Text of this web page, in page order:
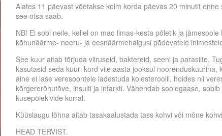
Alates 11 päevast võetakse kolm korda päevas 20 minutit
see otsa saab.
NB! Ei sobi neile, kellel on mao limas-kesta põletik ja
kõhunäärme- neeru- ja eesnäärmehaigusi põdevatele
See kuur aitab tõrjuda viiruseid, baktereid, seeni ja parasiite.
kasutasid seda kuuri kord viie aasta jooksul noorenduskuurina,
aine ei lase veresoontele ladestuda kolesteroolil, hoides nii
kõrgererõhutõve, insulti ja infarkti. Vähendab soolegaase,
kusepõiekivide korral.
Küüslaugu lõhna aitab tasakaalustada tass kohvi või mõne
HEAD TERVIST.